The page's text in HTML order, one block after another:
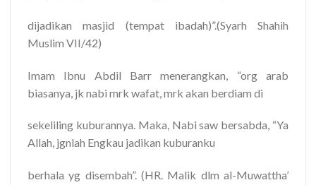
dijadikan masjid (tempat ibadah)”.(Syarh Shahih
Muslim VII/42)
Imam Ibnu Abdil Barr menerangkan, “org arab
biasanya, jk nabi mrk wafat, mrk akan berdiam di
sekeliling kuburannya. Maka, Nabi saw bersabda, “Ya
Allah, jgnlah Engkau jadikan kuburanku
berhala yg disembah”. (HR. Malik dlm al-Muwattha’